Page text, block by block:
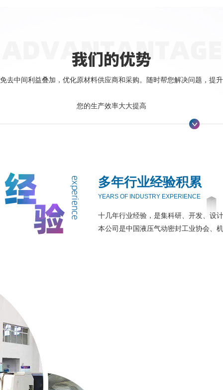
免去中间利益叠加，优化原材料供应商和采购。随时帮您解决问题，提升
您的生产效率大大提高
多年行业经验积累
YEARS OF INDUSTRY EXPERIENCE
十几年行业经验，是集科研、开发、设
本公司是中国液压气动密封工业协会、机